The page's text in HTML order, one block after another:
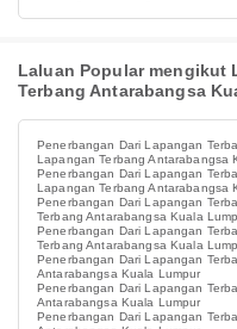
Laluan Popular mengikut
Terbang Antarabangsa
Penerbangan Dari Lapangan
Lapangan Terbang Antarabangsa
Penerbangan Dari Lapangan
Lapangan Terbang Antarabangsa
Penerbangan Dari Lapangan
Terbang Antarabangsa Kuala
Penerbangan Dari Lapangan
Terbang Antarabangsa Kuala
Penerbangan Dari Lapangan
Antarabangsa Kuala Lumpur
Penerbangan Dari Lapangan
Antarabangsa Kuala Lumpur
Penerbangan Dari Lapangan